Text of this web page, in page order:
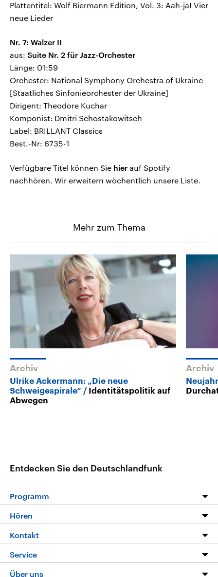
Plattentitel: Wolf Biermann Edition, Vol. 3: Aah-ja! Vier
neue Lieder
Nr. 7: Walzer II
aus: Suite Nr. 2 für Jazz-Orchester
Länge: 01:59
Orchester: National Symphony Orchestra of Ukraine
[Staatliches Sinfonieorchester der Ukraine]
Dirigent: Theodore Kuchar
Komponist: Dmitri Schostakowitsch
Label: BRILLANT Classics
Best.-Nr: 6735-1
Verfügbare Titel können Sie hier auf Spotify
nachhören. Wir erweitern wöchentlich unsere Liste.
Mehr zum Thema
Archiv
Ulrike Ackermann: „Die neue
Schweigespirale“
Identitätspolitik auf
Abwegen
Archiv
Entdecken Sie den Deutschlandfunk
Programm
Programm
Die Nachrichten
Nachrichtenleicht
Neue Beiträge auf dlf.de
Hören
Livestream
Podcasts
Kontakt
Hörerservice
Service
FAQ
Über uns